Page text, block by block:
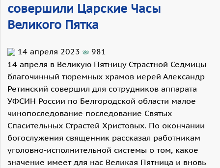
совершили Царские Часы
Великого Пятка
14 апреля 2023
981
14 апреля в Великую Пятницу Страстной Седмицы
благочинный тюремных храмов иерей Александр
Ретинский совершил для сотрудников аппарата
УФСИН России по Белгородской области малое
чинопоследование последование Святых
Спасительных Страстей Христовых. По окончании
богослужения священник рассказал работникам
уголовно-исполнительной системы о том, какое
значение имеет для нас Великая Пятница и вновь